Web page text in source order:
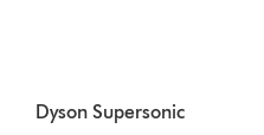
Dyson Supersonic